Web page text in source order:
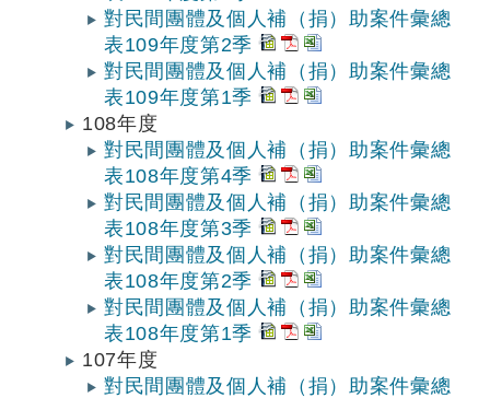
對民間團體及個人補（捐）助案件彙總
表109年度第2季
對民間團體及個人補（捐）助案件彙總
表109年度第1季
108年度
對民間團體及個人補（捐）助案件彙總
表108年度第4季
對民間團體及個人補（捐）助案件彙總
表108年度第3季
對民間團體及個人補（捐）助案件彙總
表108年度第2季
對民間團體及個人補（捐）助案件彙總
表108年度第1季
107年度
對民間團體及個人補（捐）助案件彙總